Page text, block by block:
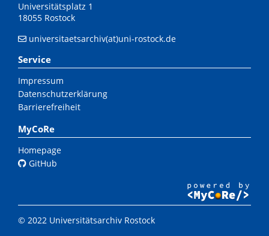
Universitätsplatz 1
18055 Rostock
universitaetsarchiv(at)uni-rostock.de
Service
Impressum
Datenschutzerklärung
Barrierefreiheit
MyCoRe
Homepage
GitHub
© 2022 Universitätsarchiv Rostock